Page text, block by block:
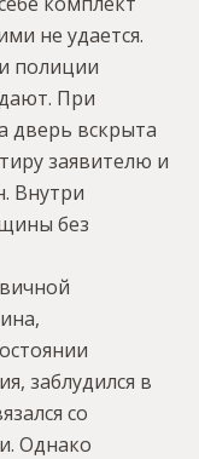
не удается.
полиции
При
дверь вскрыта
заявителю и
Внутри
без
заблудился в
со
Однако